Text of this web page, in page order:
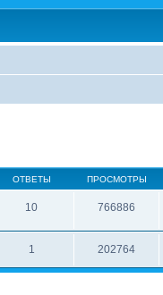
ОТВЕТЫ ПРОСМОТРЫ
10 766886
1 202764